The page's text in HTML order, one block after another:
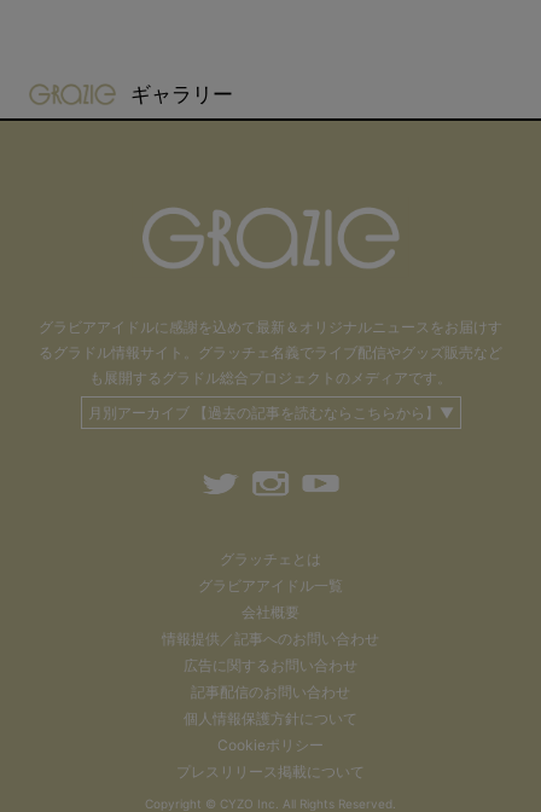
gravure-grazie
ギャラリー
グラビアアイドルに感謝を込めて 最新＆オリジナルニュースをお届けす
るグラドル情報サイト。
グラッチェ名義でライブ配信や グッズ販売など
も 展開するグラドル総合プロジェクトのメディアです。
月別アーカイブ 【過去の記事を読むならこちらから】▼
グラッチェとは
グラビアアイドル一覧
会社概要
情報提供／記事へのお問い合わせ
広告に関するお問い合わせ
記事配信のお問い合わせ
個人情報保護方針について
Cookieポリシー
プレスリリース掲載について
Copyright © CYZO Inc. All Rights Reserved.